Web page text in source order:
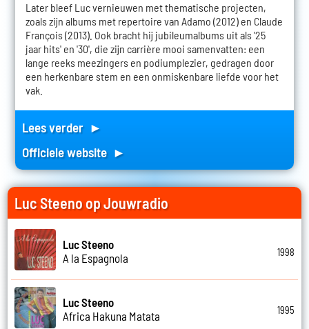
Later bleef Luc vernieuwen met thematische projecten,
zoals zijn albums met repertoire van Adamo (2012) en Claude
François (2013). Ook bracht hij jubileumalbums uit als '25
jaar hits' en '30', die zijn carrière mooi samenvatten: een
lange reeks meezingers en podiumplezier, gedragen door
een herkenbare stem en een onmiskenbare liefde voor het
vak.
Lees verder ►
Officiele website ►
Luc Steeno op Jouwradio
Luc Steeno
A la Espagnola
1998
Luc Steeno
Africa Hakuna Matata
1995